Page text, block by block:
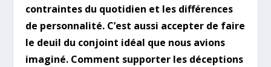
contraintes du quotidien et les différences
de personnalité. C’est aussi accepter de faire
le deuil du conjoint idéal que nous avions
imaginé. Comment supporter les déceptions